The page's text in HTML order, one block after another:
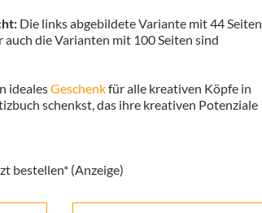
Die links abgebildete Variante mit 44
auch die Varianten mit 100 Seiten sind
idealesGeschenkfür alle kreativen Köpfe in
schenkst, das ihre kreativen Potenziale
bestellen* (Anzeige)